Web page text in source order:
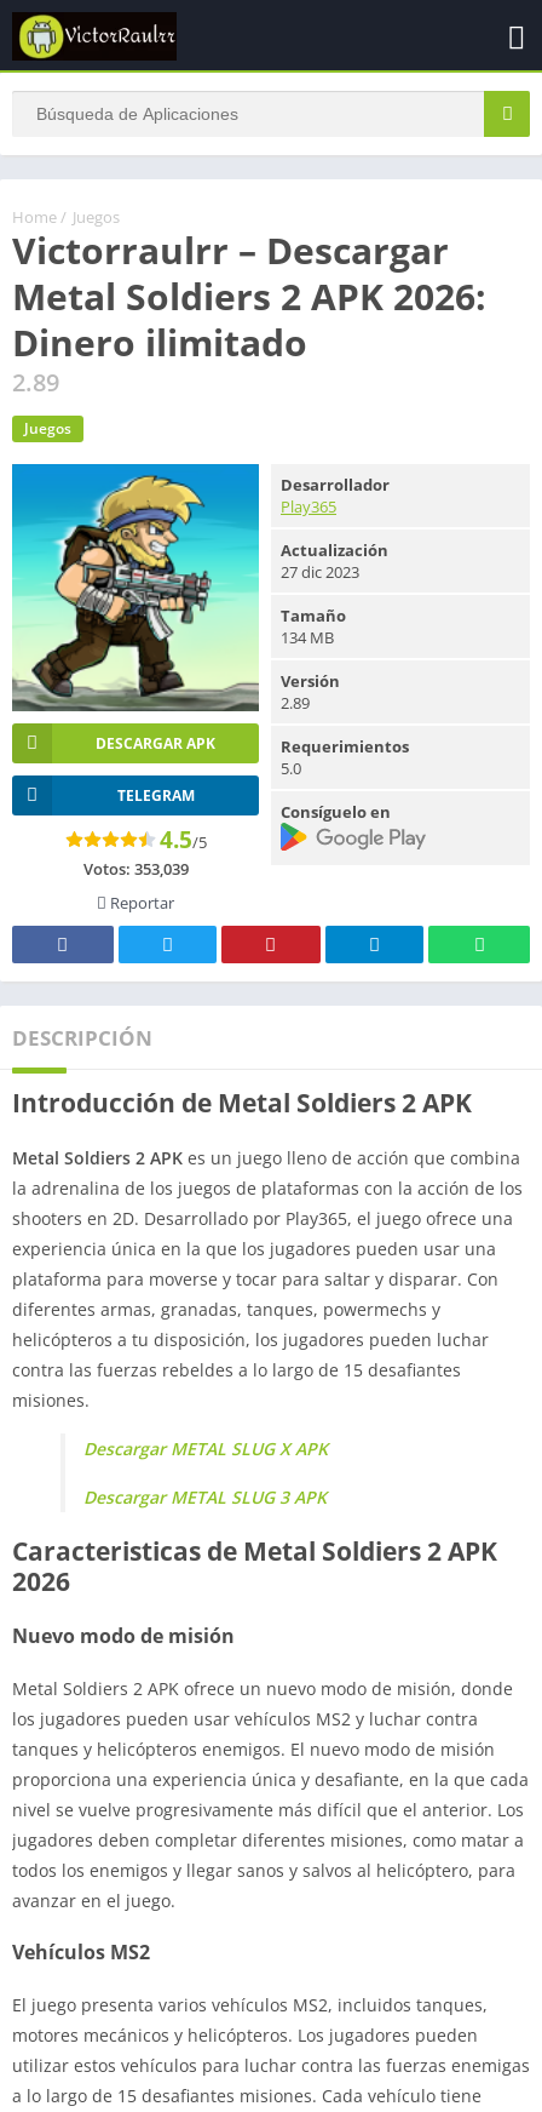
Home / Juegos
Victorraulrr – Descargar
Metal Soldiers 2 APK 2026:
Dinero ilimitado
2.89
Juegos
DESCARGAR APK
TELEGRAM
4.5/5
Votos: 353,039
Reportar
Desarrollador
Play365
Actualización
27 dic 2023
Tamaño
134 MB
Versión
2.89
Requerimientos
5.0
Consíguelo en
DESCRIPCIÓN
Introducción de Metal Soldiers 2 APK
Metal Soldiers 2 APK es un juego lleno de acción que combina
la adrenalina de los juegos de plataformas con la acción de los
shooters en 2D. Desarrollado por Play365, el juego ofrece una
experiencia única en la que los jugadores pueden usar una
plataforma para moverse y tocar para saltar y disparar. Con
diferentes armas, granadas, tanques, powermechs y
helicópteros a tu disposición, los jugadores pueden luchar
contra las fuerzas rebeldes a lo largo de 15 desafiantes
misiones.
Descargar METAL SLUG X APK
Descargar METAL SLUG 3 APK
Caracteristicas de Metal Soldiers 2 APK
2026
Nuevo modo de misión
Metal Soldiers 2 APK ofrece un nuevo modo de misión, donde
los jugadores pueden usar vehículos MS2 y luchar contra
tanques y helicópteros enemigos. El nuevo modo de misión
proporciona una experiencia única y desafiante, en la que cada
nivel se vuelve progresivamente más difícil que el anterior. Los
jugadores deben completar diferentes misiones, como matar a
todos los enemigos y llegar sanos y salvos al helicóptero, para
avanzar en el juego.
Vehículos MS2
El juego presenta varios vehículos MS2, incluidos tanques,
motores mecánicos y helicópteros. Los jugadores pueden
utilizar estos vehículos para luchar contra las fuerzas enemigas
a lo largo de 15 desafiantes misiones. Cada vehículo tiene